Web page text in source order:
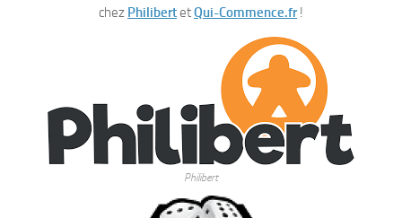
chez PhilibertetQui-Commence.fr!
Philibert